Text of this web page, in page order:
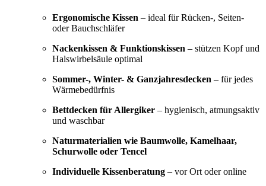
Ergonomische Kissen – ideal für Rücken-, Seiten-
oder Bauchschläfer
Nackenkissen & Funktionskissen – stützen Kopf und
Halswirbelsäule optimal
Sommer-, Winter- & Ganzjahresdecken – für jedes
Wärmebedürfnis
Bettdecken für Allergiker – hygienisch, atmungsaktiv
und waschbar
Naturmaterialien wie Baumwolle, Kamelhaar,
Schurwolle oder Tencel
Individuelle Kissenberatung – vor Ort oder online